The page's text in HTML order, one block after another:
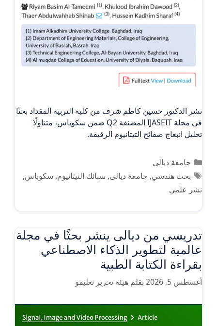
نشر الدكتور حسين كاظم شرف من كلية التربية المقداد بحثًا
في مجلة IJASEIT المصنفة Q2 ضمن سكوباس، متناولًا
تحليل انبعاج صفائح التيتانيوم الرقيقة.
التصنيفات
جامعة ديالى
الوسوم
بحث هندسي, جامعة ديالى, سبائك التيتانيوم, سكوباس,
نشر علمي
تدريسي من ديالى ينشر بحثًا في مجلة
عالمية لتطوير الذكاء الاصطناعي
بقراءة الكتابة الطبية
أغسطس 5, 2026 بقلم هيئة تحرير تعليمو